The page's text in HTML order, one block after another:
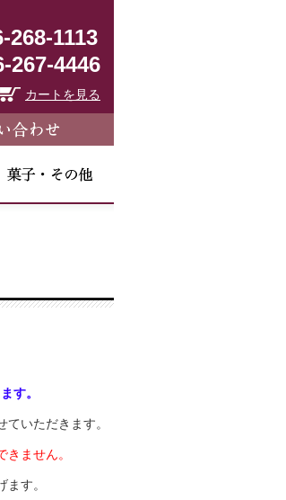
268-1113
267-4446
カートを見る
す。
ていただきます。
ません。
す。